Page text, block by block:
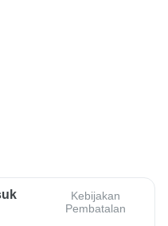
Kebijakan
Pembatalan